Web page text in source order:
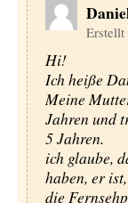
Erstellt
Hi!
Ich heiße
Meine
Jahren und
5 Jahren.
ich glaube,
haben, er
die